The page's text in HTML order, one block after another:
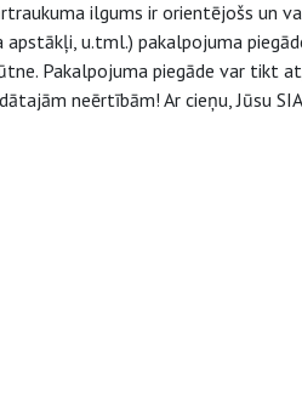
ilgums ir orientējošs un
u.tml.) pakalpojuma
Pakalpojuma piegāde var tikt
neērtībām! Ar cieņu, Jūsu